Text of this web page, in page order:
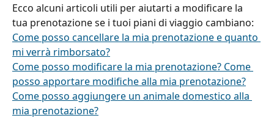
Ecco alcuni articoli utili per aiutarti a modificare la
tua prenotazione se i tuoi piani di viaggio cambiano:
Come posso cancellare la mia prenotazione e quanto
mi verrà rimborsato?
Come posso modificare la mia prenotazione? Come
posso apportare modifiche alla mia prenotazione?
Come posso aggiungere un animale domestico alla
mia prenotazione?